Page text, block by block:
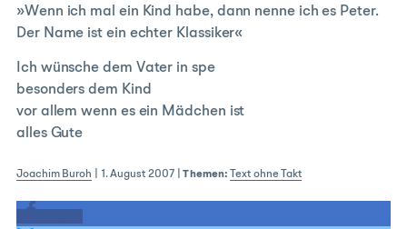
»Wenn ich mal ein Kind habe, dann nenne ich es Peter.
Der Name ist ein echter Klassiker«
Ich wünsche dem Vater in spe
besonders dem Kind
vor allem wenn es ein Mädchen ist
alles Gute
Joachim Buroh 1. August 2007|Themen: Text ohne Takt